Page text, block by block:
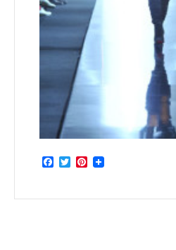
Facebook
TwitterPinterest